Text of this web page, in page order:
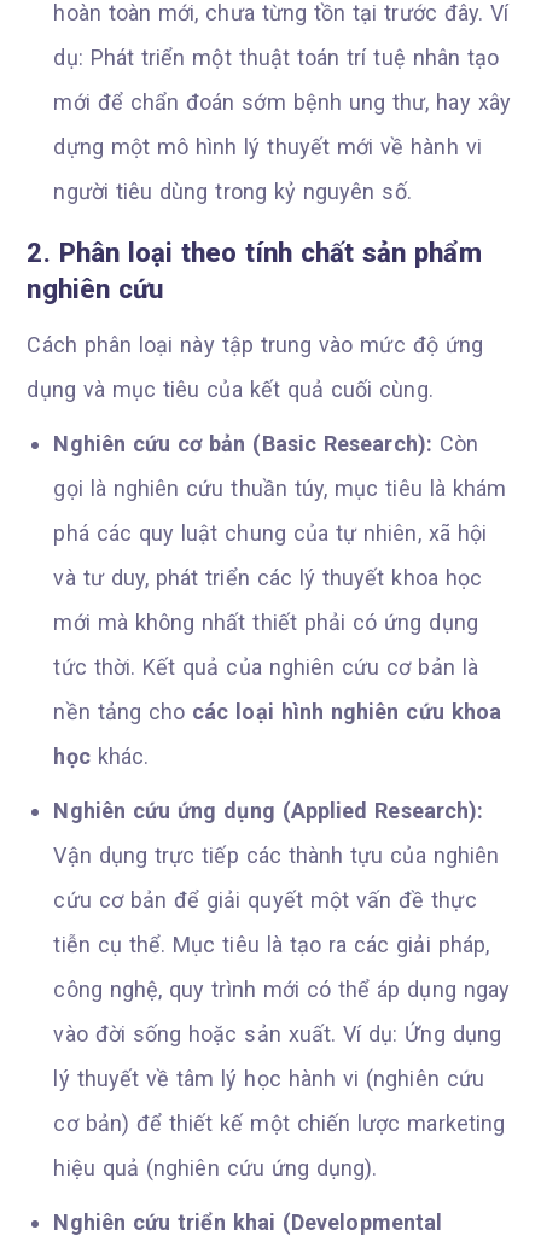
hoàn toàn mới, chưa từng tồn tại trước đây. Ví
dụ: Phát triển một thuật toán trí tuệ nhân tạo
mới để chẩn đoán sớm bệnh ung thư, hay xây
dựng một mô hình lý thuyết mới về hành vi
người tiêu dùng trong kỷ nguyên số.
2. Phân loại theo tính chất sản phẩm
nghiên cứu
Cách phân loại này tập trung vào mức độ ứng
dụng và mục tiêu của kết quả cuối cùng.
Nghiên cứu cơ bản (Basic Research): Còn
gọi là nghiên cứu thuần túy, mục tiêu là khám
phá các quy luật chung của tự nhiên, xã hội
và tư duy, phát triển các lý thuyết khoa học
mới mà không nhất thiết phải có ứng dụng
tức thời. Kết quả của nghiên cứu cơ bản là
nền tảng cho các loại hình nghiên cứu khoa
họckhác.
Nghiên cứu ứng dụng (Applied Research):
Vận dụng trực tiếp các thành tựu của nghiên
cứu cơ bản để giải quyết một vấn đề thực
tiễn cụ thể. Mục tiêu là tạo ra các giải pháp,
công nghệ, quy trình mới có thể áp dụng ngay
vào đời sống hoặc sản xuất. Ví dụ: Ứng dụng
lý thuyết về tâm lý học hành vi (nghiên cứu
cơ bản) để thiết kế một chiến lược marketing
hiệu quả (nghiên cứu ứng dụng).
Nghiên cứu triển khai (Developmental